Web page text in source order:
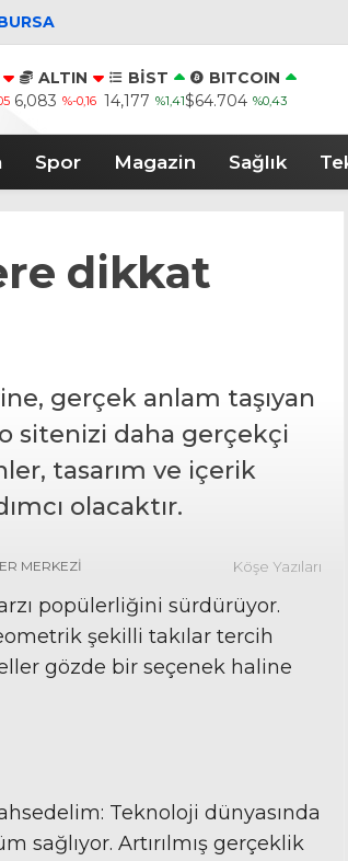
ALTIN
6,083 %-0,16
BİST
14,177 %1,41
BITCOIN
$64.704 %0,43
Spor Magazin Sağlık
dikkat
gerçek anlam taşıyan
sitenizi daha gerçekçi
tasarım ve içerik
olacaktır.
MERKEZİ Köşe Yazıları
popülerliğini sürdürüyor.
şekilli takılar tercih
gözde bir seçenek haline
Teknoloji dünyasında
sağlıyor. Artırılmış gerçeklik